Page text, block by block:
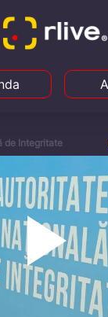
de Integritate